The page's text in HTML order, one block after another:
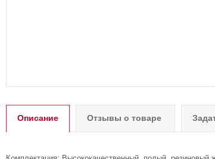
Описание Отзывы о товаре